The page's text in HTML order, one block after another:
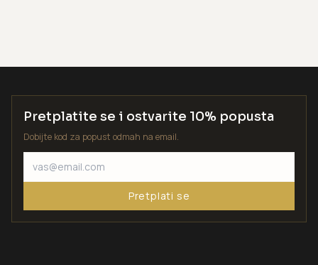
Pretplatite se i ostvarite 10% popusta
Dobijte kod za popust odmah na email.
Pretplati se